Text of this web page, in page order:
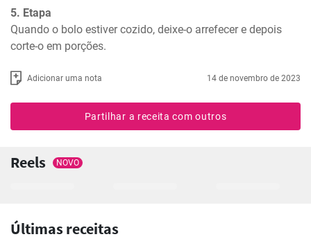
5. Etapa
Quando o bolo estiver cozido, deixe-o arrefecer e depois
corte-o em porções.
Adicionar uma nota 14 de novembro de 2023
Partilhar a receita com outros
Reels NOVO
Últimas receitas